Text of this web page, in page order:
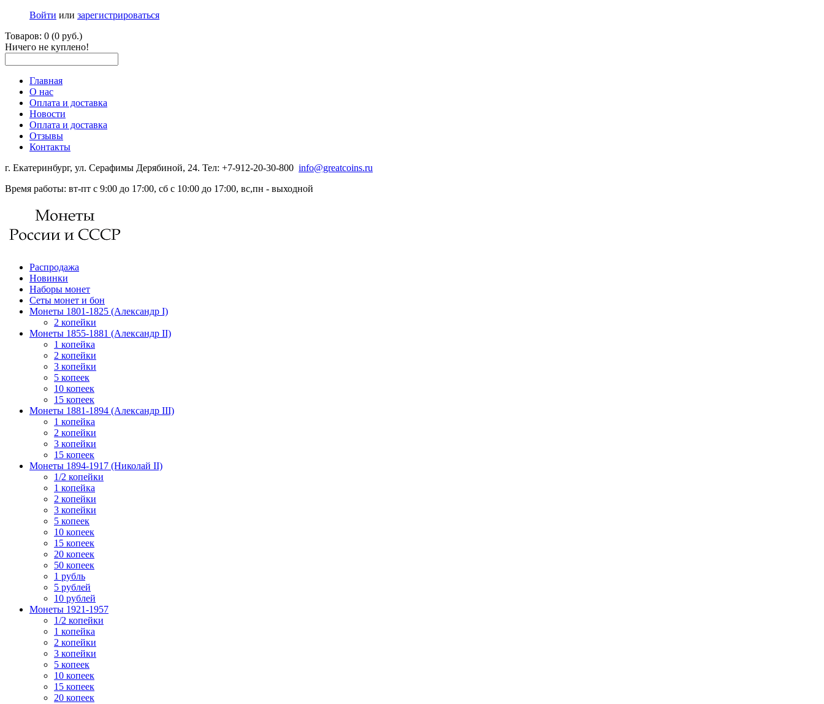
Войти или зарегистрироваться
Товаров: 0 (0 руб.)
Ничего не куплено!
Главная
О нас
Оплата и доставка
Новости
Оплата и доставка
Отзывы
Контакты
г. Екатеринбург, ул. Серафимы Дерябиной, 24. Тел: +7-912-20-30-800 info@greatcoins.ru
Время работы: вт-пт с 9:00 до 17:00, сб с 10:00 до 17:00, вс,пн - выходной
Распродажа
Новинки
Наборы монет
Сеты монет и бон
Монеты 1801-1825 (Александр I)
2 копейки
Монеты 1855-1881 (Александр II)
1 копейка
2 копейки
3 копейки
5 копеек
10 копеек
15 копеек
Монеты 1881-1894 (Александр III)
1 копейка
2 копейки
3 копейки
15 копеек
Монеты 1894-1917 (Николай II)
1/2 копейки
1 копейка
2 копейки
3 копейки
5 копеек
10 копеек
15 копеек
20 копеек
50 копеек
1 рубль
5 рублей
10 рублей
Монеты 1921-1957
1/2 копейки
1 копейка
2 копейки
3 копейки
5 копеек
10 копеек
15 копеек
20 копеек